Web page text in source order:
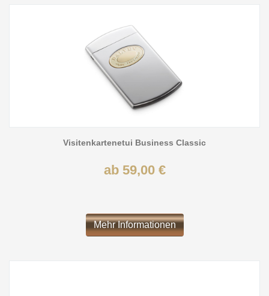
Visitenkartenetui Business Classic
ab 59,00 €
Mehr Informationen